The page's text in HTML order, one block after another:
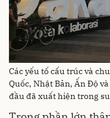
Các yếu tố cấu trúc và
Quốc, Nhật Bản, Ấn Độ
đầu đã xuất hiện trong